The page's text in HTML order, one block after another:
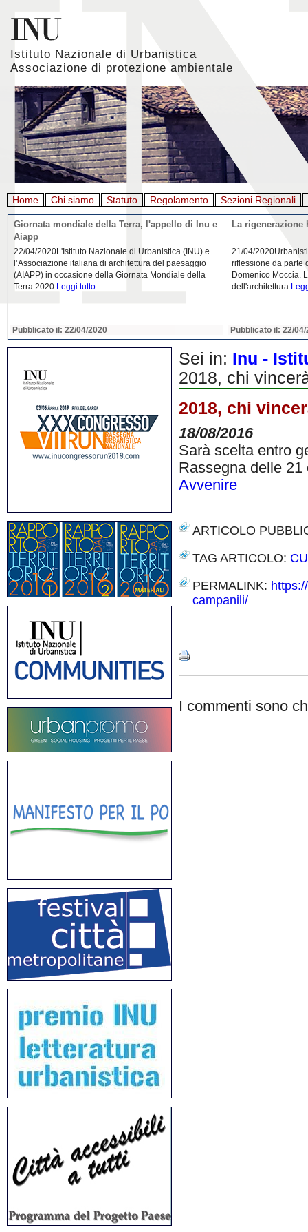
Istituto Nazionale di Urbanistica
Associazione di protezione ambientale
Home Chi siamo Statuto Regolamento Sezioni Regionali
La crisi dei porti durante la pandemia
26/04/2020Nei mesi passati abbiamo istituito la
Community "Porti città territori", avviando un progetto di
collaborazione con Assoporti e Anci. L’emergenza della
pandemia ci haLeggi tutto
Pubblicato il: 21/04/2020
(A proposito di)
26/04/2020“Non
polveri sottili con i
ricercatori abbiano
Leggi tutto
Pubblicato il: 21/
Sei in: Inu -
2018, chi
2018, chi
18/08/2016
Sarà scelta entro
Rassegna delle
Avvenire
ARTICOLO
TAG ARTICOLO:
PERMALINK:
campanili/
I commenti sono